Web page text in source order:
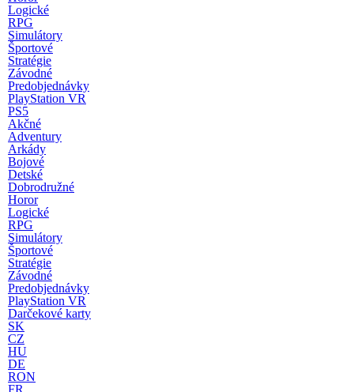
Logické
RPG
Simulátory
Športové
Stratégie
Závodné
Predobjednávky
PlayStation VR
PS5
Akčné
Adventury
Arkády
Bojové
Detské
Dobrodružné
Horor
Logické
RPG
Simulátory
Športové
Stratégie
Závodné
Predobjednávky
PlayStation VR
Darčekové karty
SK
CZ
HU
DE
RON
FR